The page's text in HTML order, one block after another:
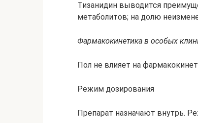
Тизанидин выводится
метаболитов; на долю
Фармакокинетика в особых
Пол не влияет на
Режим дозирования
Препарат назначают внутрь.